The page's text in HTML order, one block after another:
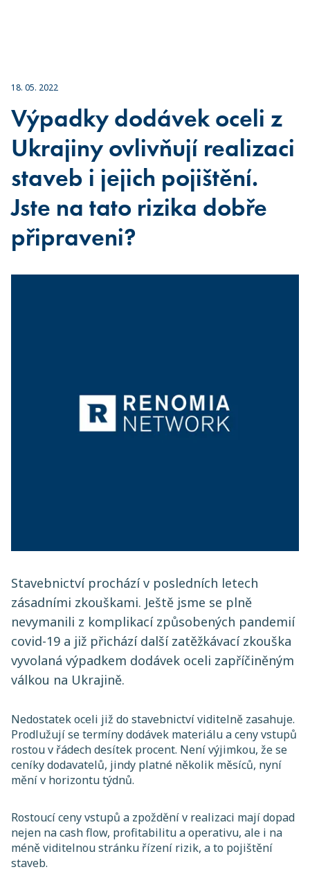
18. 05. 2022
Výpadky dodávek oceli z
Ukrajiny ovlivňují realizaci
staveb i jejich pojištění.
Jste na tato rizika dobře
připraveni?
Stavebnictví prochází v posledních letech
zásadními zkouškami. Ještě jsme se plně
nevymanili z komplikací způsobených pandemií
covid-19 a již přichází další zatěžkávací zkouška
vyvolaná výpadkem dodávek oceli zapříčiněným
válkou na Ukrajině.
Nedostatek oceli již do stavebnictví viditelně zasahuje.
Prodlužují se termíny dodávek materiálu a ceny vstupů
rostou v řádech desítek procent. Není výjimkou, že se
ceníky dodavatelů, jindy platné několik měsíců, nyní
mění v horizontu týdnů.
Rostoucí ceny vstupů a zpoždění v realizaci mají dopad
nejen na cash flow, profitabilitu a operativu, ale i na
méně viditelnou stránku řízení rizik, a to pojištění
staveb.